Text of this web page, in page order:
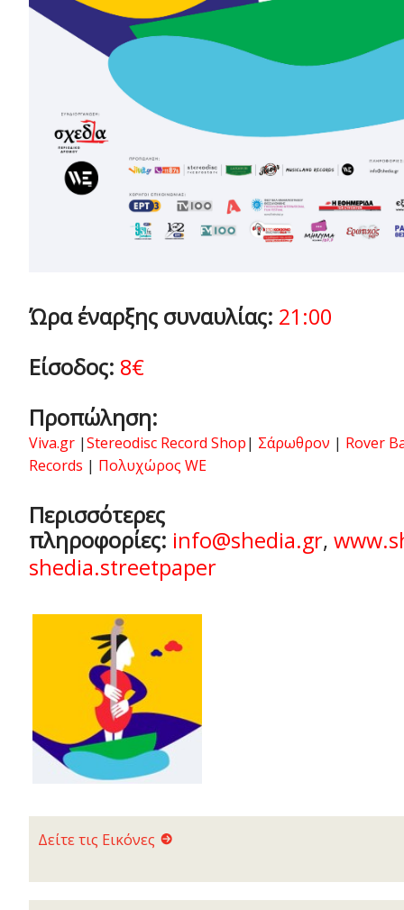
Ώρα έναρξης συναυλίας: 21:00
Είσοδος: 8€
Προπώληση:
Viva.gr |Stereodisc Record Shop| Σάρωθρον | Rover
Records | Πολυχώρος WE
Περισσότερες
πληροφορίες: info@shedia.gr,
shedia.streetpaper
Δείτε τις Εικόνες